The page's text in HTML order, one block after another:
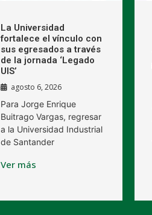
La Universidad
fortalece el vínculo con
sus egresados a través
de la jornada ‘Legado
UIS’
agosto 6, 2026
Para Jorge Enrique
Buitrago Vargas, regresar
a la Universidad Industrial
de Santander
Ver más